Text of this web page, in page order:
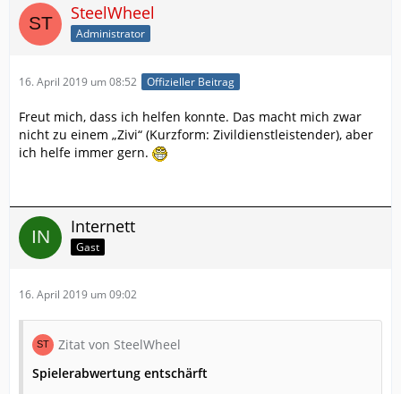
SteelWheel
Administrator
16. April 2019 um 08:52 Offizieller Beitrag
Freut mich, dass ich helfen konnte. Das macht mich zwar
nicht zu einem „Zivi“ (Kurzform: Zivildienstleistender), aber
ich helfe immer gern.
Internett
Gast
16. April 2019 um 09:02
Zitat von SteelWheel
Spielerabwertung entschärft